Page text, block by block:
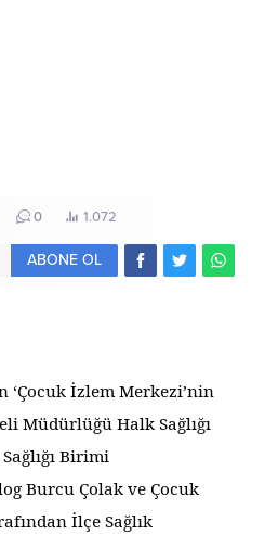
0 1.072
ABONE OL
‘Çocuk İzlem Merkezi’nin
Müdürlüğü Halk Sağlığı
Birimi
Burcu Çolak ve Çocuk
İlçe Sağlık